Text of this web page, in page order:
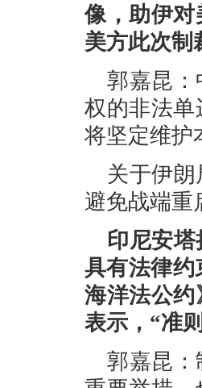
像，助伊对
美方此次制
郭嘉昆：
权的非法单
将坚定维护
关于伊
避免战端重
印尼安
具有法律约
海洋法公约
表示，“准
郭嘉昆：